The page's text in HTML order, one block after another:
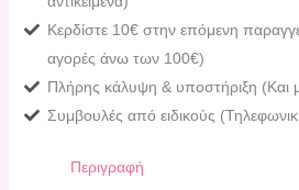
Κερδίστε 10€ στην επόμενη
αγορές άνω των 100€)
Πλήρης κάλυψη & υποστήριξη (Και
Συμβουλές από ειδικούς
Περιγραφή